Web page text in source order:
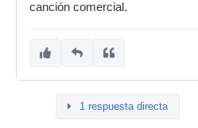
canción comercial.
1 respuesta directa